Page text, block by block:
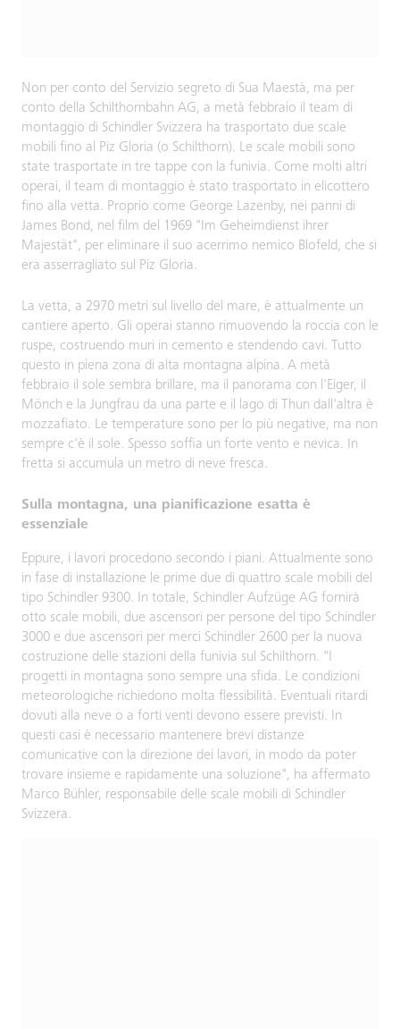
Non per conto del Servizio segreto di Sua Maestà, ma per
conto della Schilthornbahn AG, a metà febbraio il team di
montaggio di Schindler Svizzera ha trasportato due scale
mobili fino al Piz Gloria (o Schilthorn). Le scale mobili sono
state trasportate in tre tappe con la funivia. Come molti altri
operai, il team di montaggio è stato trasportato in elicottero
fino alla vetta. Proprio come George Lazenby, nei panni di
James Bond, nel film del 1969 "Im Geheimdienst ihrer
Majestät", per eliminare il suo acerrimo nemico Blofeld, che si
era asserragliato sul Piz Gloria.
La vetta, a 2970 metri sul livello del mare, è attualmente un
cantiere aperto. Gli operai stanno rimuovendo la roccia con le
ruspe, costruendo muri in cemento e stendendo cavi. Tutto
questo in piena zona di alta montagna alpina. A metà
febbraio il sole sembra brillare, ma il panorama con l'Eiger, il
Mönch e la Jungfrau da una parte e il lago di Thun dall'altra è
mozzafiato. Le temperature sono per lo più negative, ma non
sempre c'è il sole. Spesso soffia un forte vento e nevica. In
fretta si accumula un metro di neve fresca.
Sulla montagna, una pianificazione esatta è
essenziale
Eppure, i lavori procedono secondo i piani. Attualmente sono
in fase di installazione le prime due di quattro scale mobili del
tipo Schindler 9300. In totale, Schindler Aufzüge AG fornirà
otto scale mobili, due ascensori per persone del tipo Schindler
3000 e due ascensori per merci Schindler 2600 per la nuova
costruzione delle stazioni della funivia sul Schilthorn. "I
progetti in montagna sono sempre una sfida. Le condizioni
meteorologiche richiedono molta flessibilità. Eventuali ritardi
dovuti alla neve o a forti venti devono essere previsti. In
questi casi è necessario mantenere brevi distanze
comunicative con la direzione dei lavori, in modo da poter
trovare insieme e rapidamente una soluzione", ha affermato
Marco Bühler, responsabile delle scale mobili di Schindler
Svizzera.